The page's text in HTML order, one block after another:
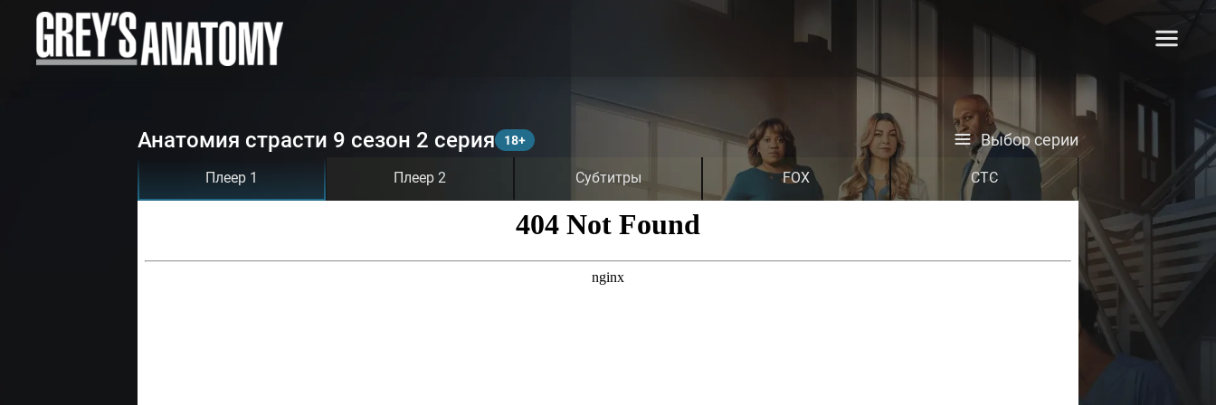
Анатомия страсти 9 сезон 2 серия Выбор серии
Плеер 1 Плеер 2 Субтитры FOX СТС